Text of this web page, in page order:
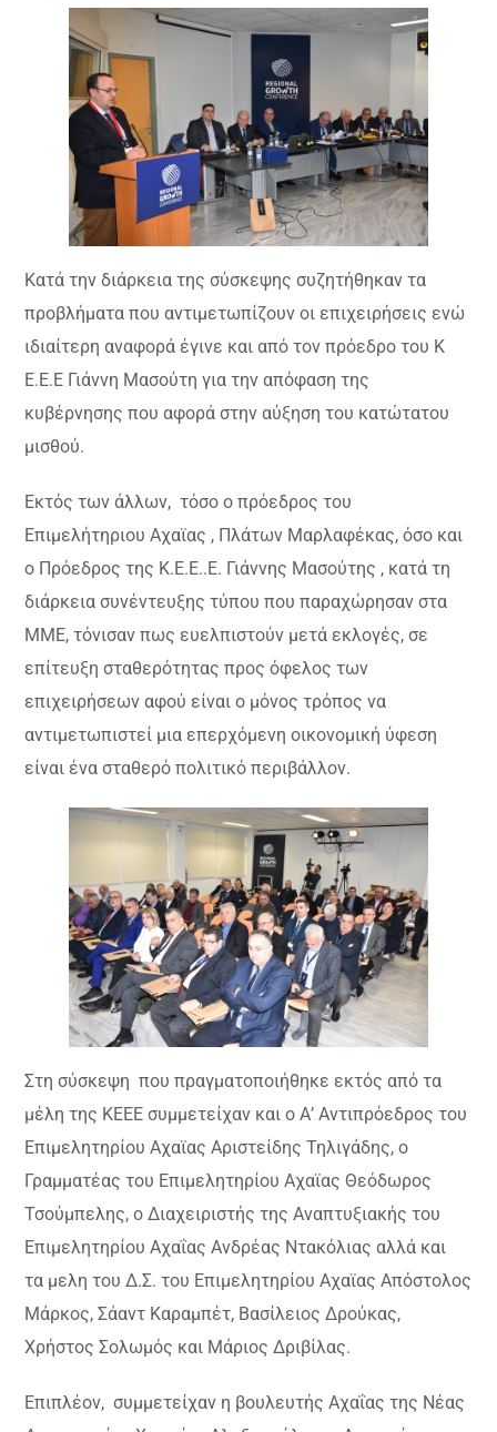
Κατά την διάρκεια της σύσκεψης συζητήθηκαν τα
προβλήματα που αντιμετωπίζουν οι επιχειρήσεις ενώ
ιδιαίτερη αναφορά έγινε και από τον πρόεδρο του Κ
Ε.Ε.Ε Γιάννη Μασούτη για την απόφαση της
κυβέρνησης που αφορά στην αύξηση του κατώτατου
μισθού.
Εκτός των άλλων, τόσο ο πρόεδρος του
Επιμελήτηριου Αχαϊας , Πλάτων Μαρλαφέκας, όσο και
ο Πρόεδρος της Κ.Ε.Ε..Ε. Γιάννης Μασούτης , κατά τη
διάρκεια συνέντευξης τύπου που παραχώρησαν στα
ΜΜΕ, τόνισαν πως ευελπιστούν μετά εκλογές, σε
επίτευξη σταθερότητας προς όφελος των
επιχειρήσεων αφού είναι ο μόνος τρόπος να
αντιμετωπιστεί μια επερχόμενη οικονομική ύφεση
είναι ένα σταθερό πολιτικό περιβάλλον.
Στη σύσκεψη που πραγματοποιήθηκε εκτός από τα
μέλη της ΚΕΕΕ συμμετείχαν και o Α’ Αντιπρόεδρος του
Επιμελητηρίου Αχαϊας Αριστείδης Τηλιγάδης, ο
Γραμματέας του Επιμελητηρίου Αχαϊας Θεόδωρος
Τσούμπελης, ο Διαχειριστής της Αναπτυξιακής του
Επιμελητηρίου Αχαΐας Ανδρέας Ντακόλιας αλλά και
τα μελη του Δ.Σ. του Επιμελητηρίου Αχαϊας Απόστολος
Μάρκος, Σάαντ Καραμπέτ, Βασίλειος Δρούκας,
Χρήστος Σολωμός και Μάριος Δριβίλας.
Επιπλέον, συμμετείχαν η βουλευτής Αχαΐας της Νέας